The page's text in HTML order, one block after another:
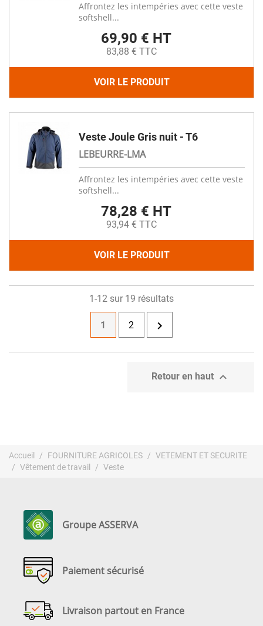
Affrontez les intempéries avec cette veste
softshell...
69,90 € HT
83,88 € TTC
VOIR LE PRODUIT
Veste Joule Gris nuit - T6
LEBEURRE-LMA
Affrontez les intempéries avec cette veste
softshell...
78,28 € HT
93,94 € TTC
VOIR LE PRODUIT
1-12 sur 19 résultats
1 2 
Retour en haut 
Accueil FOURNITURE AGRICOLES
VETEMENT ET SECURITE
Vêtement de travail
Veste
Groupe ASSERVA
Paiement sécurisé
Livraison partout en France